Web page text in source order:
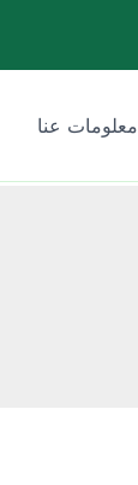
معلومات عنا